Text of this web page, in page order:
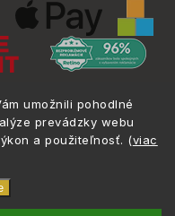
umožnili pohodlné
prevádzky webu
a použiteľnosť. (viac